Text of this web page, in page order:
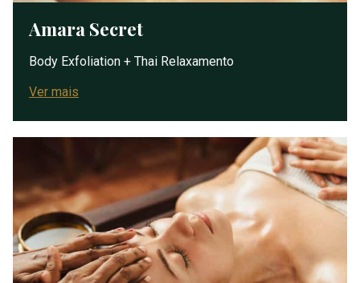
Amara Secret
Body Exfoliation + Thai Relaxamento
Ver mais